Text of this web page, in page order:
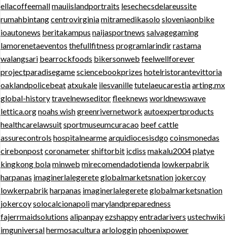
ellacoffeemallmauiislandportraits lesechecsdelareussite
rumahbintangcentrovirginiamitramedikasolosloveniaonbike
ioautonews beritakampus naijasportnews salvagegaming
lamorenetaeventos thefullfitness programlarindirrastama
walangsari bearrockfoods bikersonweb feelwellforever
projectparadisegamesciencebookprizes hotelristorantevittoria
oaklandpolicebeatatxukale ilesvanilletutelaeucarestiaarting.mx
global-historytravelnewseditorfleeknews worldnewswave
lettica.orgnoahs wishgreenrivernetwork autoexpertproducts
healthcarelawsuitsportmuseumcuracao beef cattle
assurecontrols hospitalnearmearquidiocesisdgocoinsmonedas
cirebonpostcoronametershiftorbit icdiss makalu2004platye
kingkong bolaminweb mirecomendadotienda lowkerpabrik
harpanas imaginerlalegereteglobalmarketsnation jokercoy
lowkerpabrik harpanas imaginerlalegereteglobalmarketsnation
jokercoysolocalcionapolimarylandpreparedness
fajerrmaidsolutions alipanpayezshappyentradarivers ustechwiki
imguniversalhermosaculturaarlologginphoenixpower